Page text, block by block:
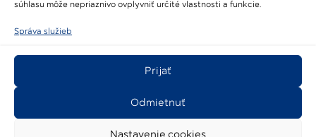
súhlasu môže nepriaznivo ovplyvniť určité vlastnosti a funkcie.
Správa služieb
Prijať
Odmietnuť
Nastavenie cookies
2021-2024 © Národné osvetové centrum